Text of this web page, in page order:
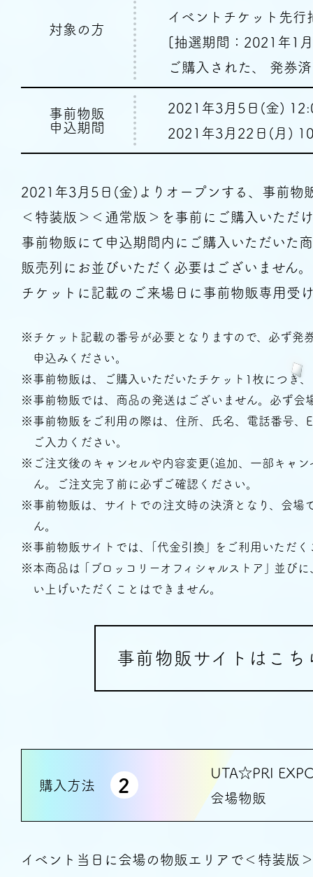
About
Detail
特
How to
対象の方
イベントチケット先行
[抽選期間：2021年1
ご購入された、
発券
事前物販
申込期間
2021年3月5日(金)
2021年3月22日(月)
2021年3月5日(金)よりオープンする、 事前物
＜特装版＞＜通常版＞を事前にご購入いただ
事前物販にて申込期間内にご購入いただいた
販売列にお並びいただく必要はございません。
チケットに記載のご来場日に事前物販専用受
※チケット記載の番号が必要となりますので、必ず発
申込みください。
※事前物販は、ご購入いただいたチケット1枚につき
※事前物販では、商品の発送はございません。必ず会
※事前物販をご利用の際は、住所、氏名、電話番号、
ご入力ください。
※ご注文後のキャンセルや内容変更(追加、一部キャ
ん。ご注文完了前に必ずご確認ください。
※事前物販は、サイトでの注文時の決済となり、会場
ん。
※事前物販サイトでは、｢代金引換｣ をご利用いただく
※本商品は ｢ブロッコリーオフィシャルストア｣ 並び
い上げいただくことはできません。
事前物販サイトはこち
購入方法 2
UTA☆PRI
会場物販
イベント当日に会場の物販エリアで＜特装版